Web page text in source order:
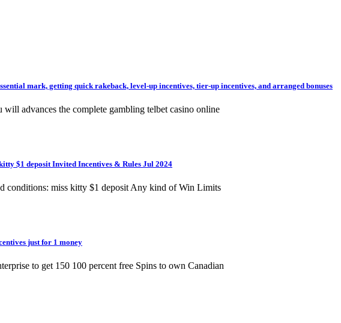
mark, getting quick rakeback, level-up incentives, tier-up incentives, and arranged bonuses
will advances the complete gambling telbet casino online
$1 deposit Invited Incentives & Rules Jul 2024
conditions: miss kitty $1 deposit Any kind of Win Limits
just for 1 money
to get 150 100 percent free Spins to own Canadian